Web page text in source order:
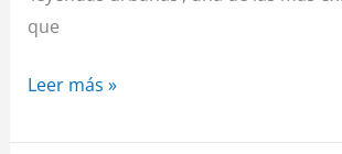
que
Leer más »